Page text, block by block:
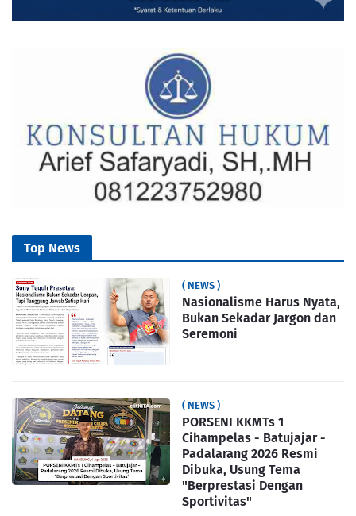
Top News
( NEWS )
Nasionalisme Harus Nyata,
Bukan Sekadar Jargon dan
Seremoni
( NEWS )
PORSENI KKMTs 1
Cihampelas - Batujajar -
Padalarang 2026 Resmi
Dibuka, Usung Tema
"Berprestasi Dengan
Sportivitas"